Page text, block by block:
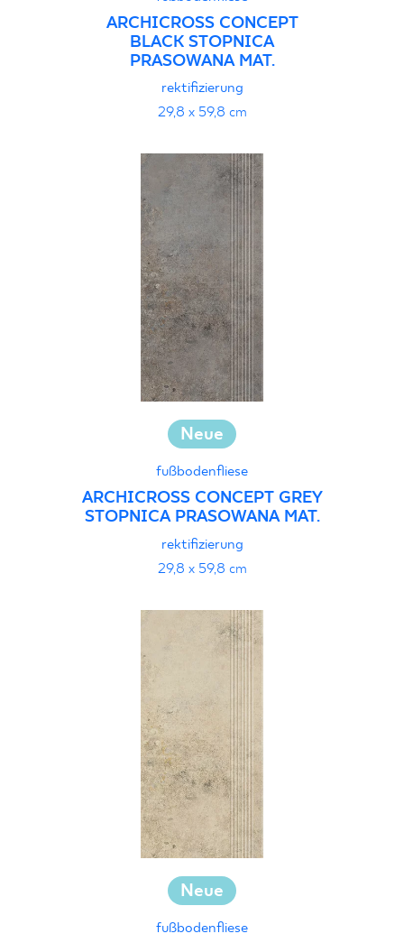
ARCHICROSS CONCEPT
BLACK STOPNICA
PRASOWANA MAT.
rektifizierung
29,8 x 59,8 cm
Neue
fußbodenfliese
ARCHICROSS CONCEPT GREY
STOPNICA PRASOWANA MAT.
rektifizierung
29,8 x 59,8 cm
Neue
fußbodenfliese